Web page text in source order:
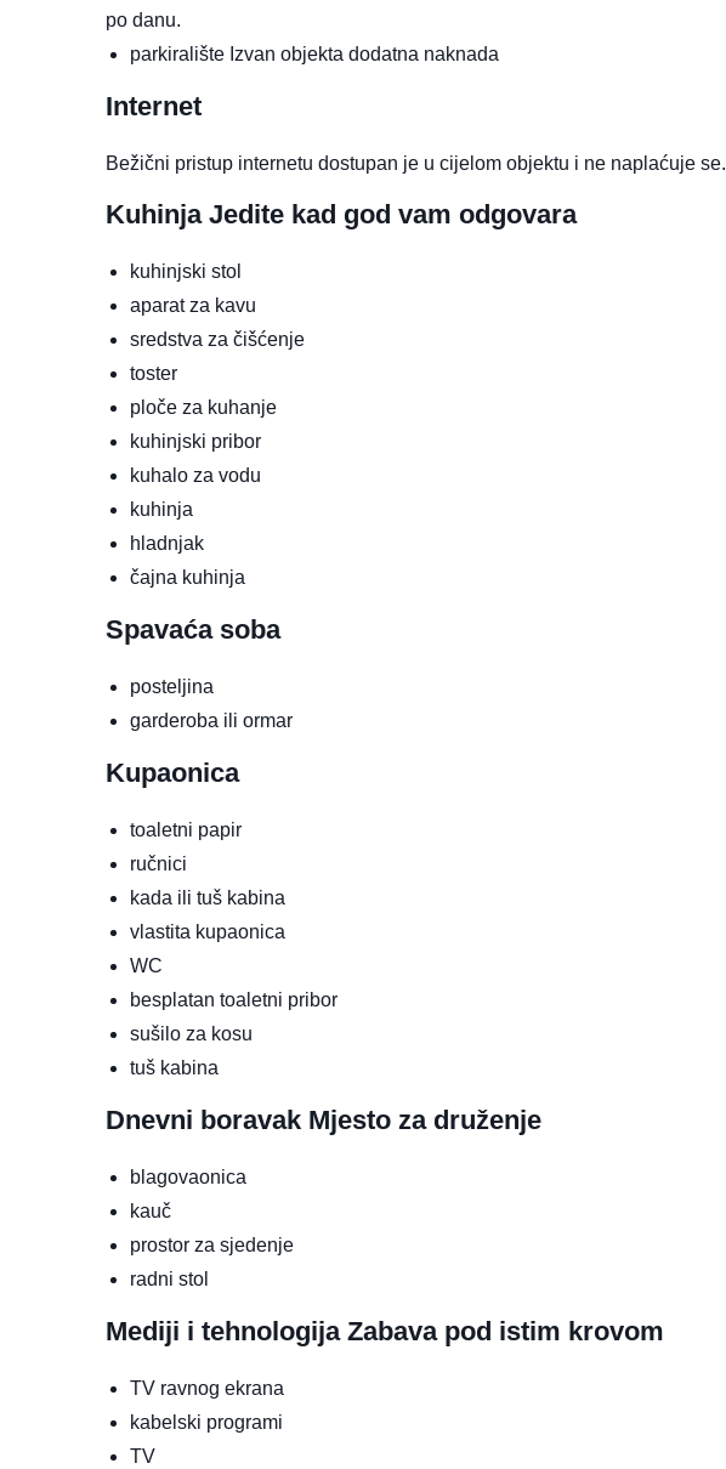
po danu.
parkiralište Izvan objekta dodatna naknada
Internet
Bežični pristup internetu dostupan je u cijelom objektu i ne naplaćuje se.
Kuhinja Jedite kad god vam odgovara
kuhinjski stol
aparat za kavu
sredstva za čišćenje
toster
ploče za kuhanje
kuhinjski pribor
kuhalo za vodu
kuhinja
hladnjak
čajna kuhinja
Spavaća soba
posteljina
garderoba ili ormar
Kupaonica
toaletni papir
ručnici
kada ili tuš kabina
vlastita kupaonica
WC
besplatan toaletni pribor
sušilo za kosu
tuš kabina
Dnevni boravak Mjesto za druženje
blagovaonica
kauč
prostor za sjedenje
radni stol
Mediji i tehnologija Zabava pod istim krovom
TV ravnog ekrana
kabelski programi
TV